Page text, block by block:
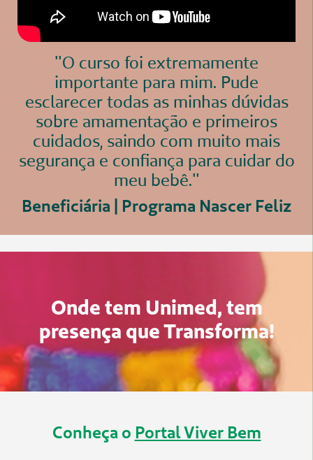
"O curso foi extremamente
importante para mim. Pude
esclarecer todas as minhas dúvidas
sobre amamentação e primeiros
cuidados, saindo com muito mais
segurança e confiança para cuidar do
meu bebê."
Beneficiária | Programa Nascer Feliz
Onde tem Unimed, tem
presença que Transforma!
Conheça o Portal Viver Bem